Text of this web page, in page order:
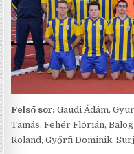
Felső sor:Gaudi Ádám,
Tamás, Fehér Flórián,
Roland, Győrfi Dominik,